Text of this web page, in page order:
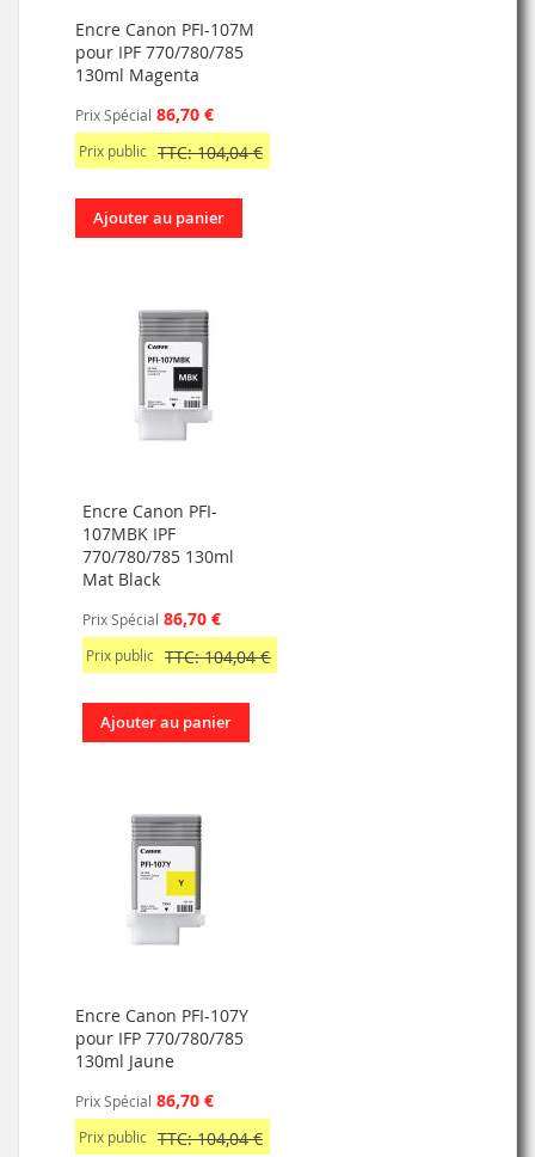
Encre Canon PFI-107M
pour IPF 770/780/785
130ml Magenta
Prix Spécial 86,70 €
Prix public TTC: 104,04 €
Ajouter au panier
Encre Canon PFI-
107MBK IPF
770/780/785 130ml
Mat Black
Prix Spécial 86,70 €
Prix public TTC: 104,04 €
Ajouter au panier
Encre Canon PFI-107Y
pour IFP 770/780/785
130ml Jaune
Prix Spécial 86,70 €
Prix public TTC: 104,04 €